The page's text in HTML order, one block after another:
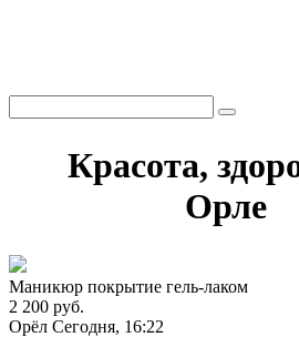
Красота,
Орле
Маникюр покрытие гель-лаком
2 200 руб.
Орёл Сегодня, 16:22